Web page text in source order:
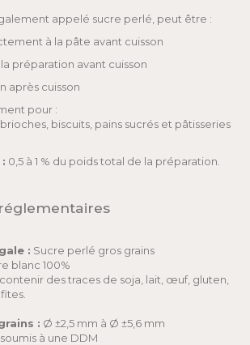
appelé sucre perlé, peut être :
à la pâte avant cuisson
préparation avant cuisson
après cuisson
pour :
biscuits, pains sucrés et pâtisseries
0,5 à 1 % du poids total de la préparation.
: Sucre perlé gros grains
blanc 100%
des traces de soja, lait, œuf, gluten,
: Ø ±2,5 mm à Ø ±5,6 mm
à une DDM